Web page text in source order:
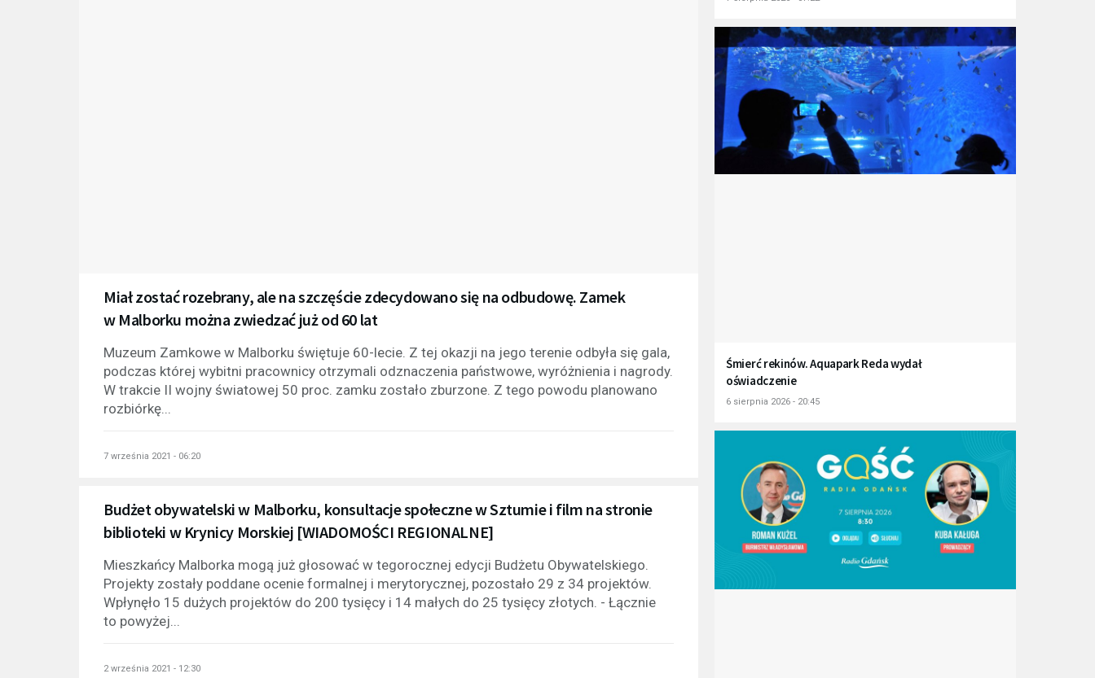
Miał zostać rozebrany, ale na szczęście zdecydowano się na odbudowę. Zamek
w Malborku można zwiedzać już od 60 lat
Muzeum Zamkowe w Malborku świętuje 60-lecie. Z tej okazji na jego terenie odbyła się gala,
podczas której wybitni pracownicy otrzymali odznaczenia państwowe, wyróżnienia i nagrody.
W trakcie II wojny światowej 50 proc. zamku zostało zburzone. Z tego powodu planowano
rozbiórkę...
7 września 2021 - 06:20
Budżet obywatelski w Malborku, konsultacje społeczne w Sztumie i film na stronie
biblioteki w Krynicy Morskiej [WIADOMOŚCI REGIONALNE]
Mieszkańcy Malborka mogą już głosować w tegorocznej edycji Budżetu Obywatelskiego.
Projekty zostały poddane ocenie formalnej i merytorycznej, pozostało 29 z 34 projektów.
Wpłynęło 15 dużych projektów do 200 tysięcy i 14 małych do 25 tysięcy złotych. - Łącznie
to powyżej...
2 września 2021 - 12:30
Śmierć rekinów. Aquapark Reda wydał
oświadczenie
6 sierpnia 2026 - 20:45